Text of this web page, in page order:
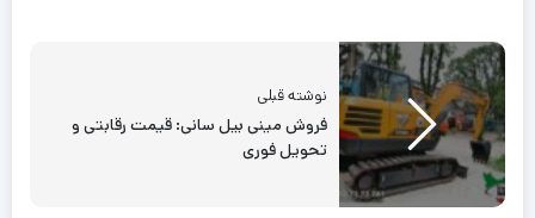
نوشته قبلی
فروش مینی بیل سانی: قیمت رقابتی و
تحویل فوری